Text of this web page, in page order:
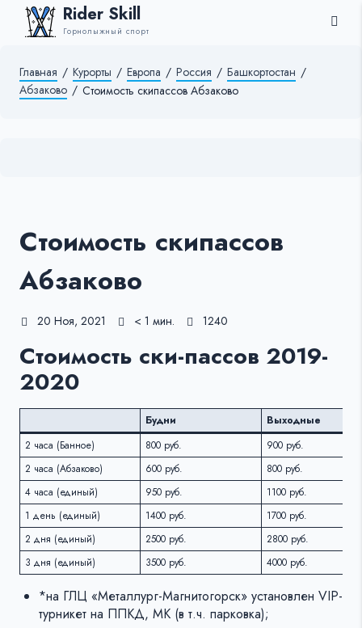
Rider Skill
Горнолыжный спорт
Главная / Курорты / Европа / Россия / Башкортостан /
Абзаково / Стоимость скипассов Абзаково
Стоимость скипассов
Абзаково
20 Ноя, 2021 < 1 мин. 1240
Стоимость ски-пассов 2019-
2020
Будни
Выходные
2 часа (Банное)
800 руб.
900 руб.
2 часа (Абзаково)
600 руб.
800 руб.
4 часа (единый)
950 руб.
1100 руб.
1 день (единый)
1400 руб.
1700 руб.
2 дня (единый)
2500 руб.
2800 руб.
3 дня (единый)
3500 руб. 4000 руб.
*на ГЛЦ «Металлург-Магнитогорск» установлен VIP-
турникет на ППКД, МК (в т.ч. парковка);